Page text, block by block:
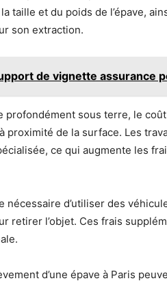
taille et du poids de l’épave,
son extraction.
de vignette assurance
profondément sous terre, le
proximité de la surface. Les
ce qui augmente les
nécessaire d’utiliser des
retirer l’objet. Ces frais
d’une épave à Paris